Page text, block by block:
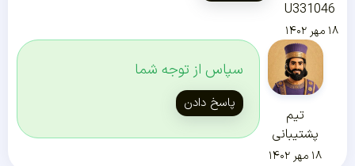
U331046
۱۸ مهر ۱۴۰۲
تیم
پشتیبانی
۱۸ مهر ۱۴۰۲
سپاس از توجه شما
پاسخ دادن